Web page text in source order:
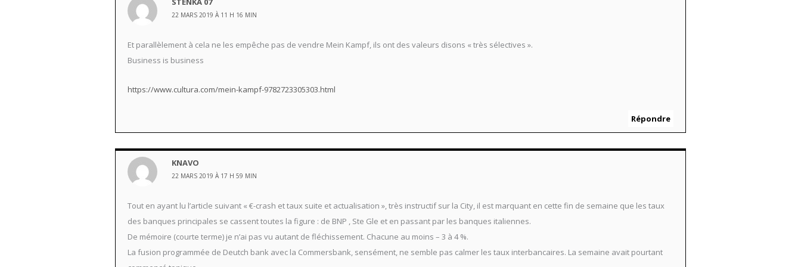
22 MARS 2019 À 11 H 16 MIN
Et parallèlement à cela ne les empêche pas de vendre Mein Kampf, ils ont des valeurs disons « très sélectives ».
Business is business
https://www.cultura.com/mein-kampf-9782723305303.html
Répondre
KNAVO
22 MARS 2019 À 17 H 59 MIN
Tout en ayant lu l’article suivant « €-crash et taux suite et actualisation », très instructif sur la City, il est marquant en cette fin de semaine que les taux
des banques principales se cassent toutes la figure : de BNP , Ste Gle et en passant par les banques italiennes.
De mémoire (courte terme) je n’ai pas vu autant de fléchissement. Chacune au moins – 3 à 4 %.
La fusion programmée de Deutch bank avec la Commersbank, sensément, ne semble pas calmer les taux interbancaires. La semaine avait pourtant